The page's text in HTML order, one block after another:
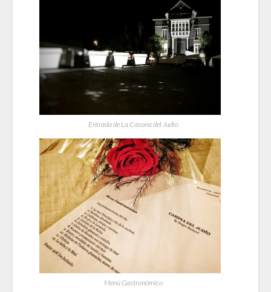
Entrada de La Casona del Judío
Menú Gastronómico